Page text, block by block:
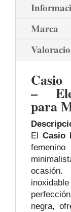
Marca
Casio
–
para
El Casio
negra,